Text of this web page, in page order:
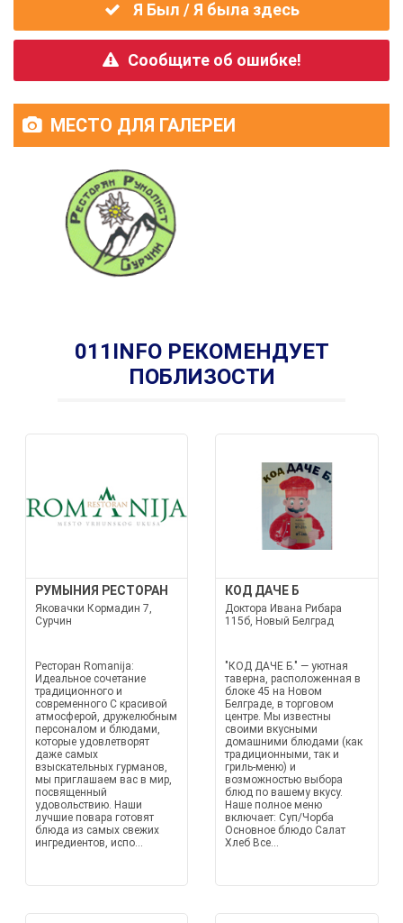
Я Был / Я была здесь
Сообщите об ошибке!
МЕСТО ДЛЯ ГАЛЕРЕИ
011INFO РЕКОМЕНДУЕТ
ПОБЛИЗОСТИ
РУМЫНИЯ РЕСТОРАН
Яковачки Кормадин 7,
Сурчин
Ресторан Romanija:
Идеальное сочетание
традиционного и
современного С красивой
атмосферой, дружелюбным
персоналом и блюдами,
которые удовлетворят
даже самых
взыскательных гурманов,
мы приглашаем вас в мир,
посвященный
удовольствию. Наши
лучшие повара готовят
блюда из самых свежих
ингредиентов, испо...
КОД ДАЧЕ Б
Доктора Ивана Рибара
115б, Новый Белград
"КОД ДАЧЕ Б." — уютная
таверна, расположенная в
блоке 45 на Новом
Белграде, в торговом
центре. Мы известны
своими вкусными
домашними блюдами (как
традиционными, так и
гриль-меню) и
возможностью выбора
блюд по вашему вкусу.
Наше полное меню
включает: Суп/Чорба
Основное блюдо Салат
Хлеб Все...